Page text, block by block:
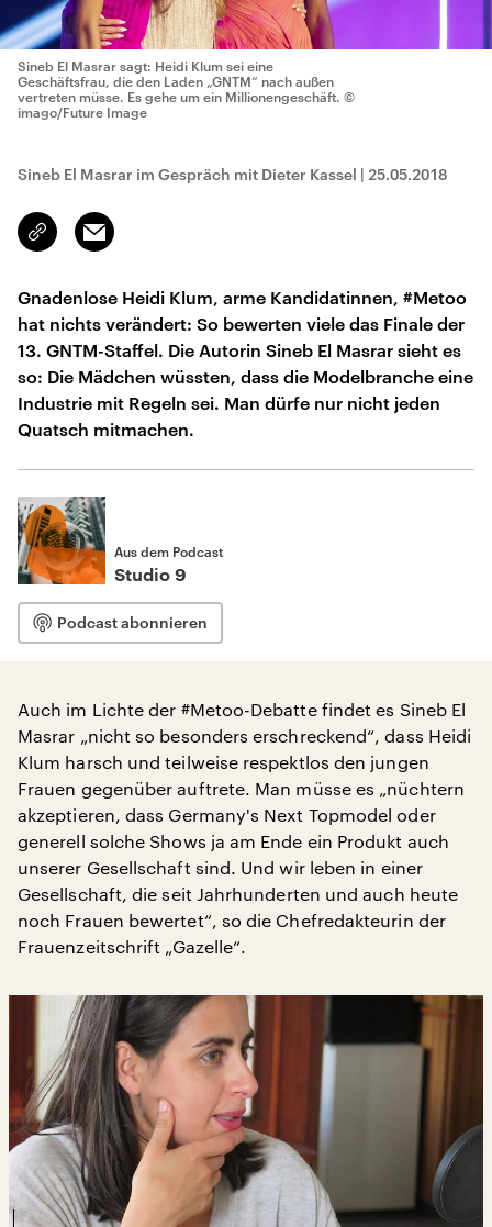
Sineb El Masrar sagt: Heidi Klum sei eine
Geschäftsfrau, die den Laden „GNTM“ nach außen
vertreten müsse. Es gehe um ein Millionengeschäft. ©
imago/Future Image
Sineb El Masrar im Gespräch mit Dieter Kassel | 25.05.2018
Link
kopieren/teilen
Email
Gnadenlose Heidi Klum, arme Kandidatinnen, #Metoo
hat nichts verändert: So bewerten viele das Finale der
13. GNTM-Staffel. Die Autorin Sineb El Masrar sieht es
so: Die Mädchen wüssten, dass die Modelbranche eine
Industrie mit Regeln sei. Man dürfe nur nicht jeden
Quatsch mitmachen.
Aus dem Podcast
Studio 9
Podcast abonnieren
Auch im Lichte der #Metoo-Debatte findet es Sineb El
Masrar „nicht so besonders erschreckend“, dass Heidi
Klum harsch und teilweise respektlos den jungen
Frauen gegenüber auftrete. Man müsse es „nüchtern
akzeptieren, dass Germany's Next Topmodel oder
generell solche Shows ja am Ende ein Produkt auch
unserer Gesellschaft sind. Und wir leben in einer
Gesellschaft, die seit Jahrhunderten und auch heute
noch Frauen bewertet“, so die Chefredakteurin der
Frauenzeitschrift „Gazelle“.